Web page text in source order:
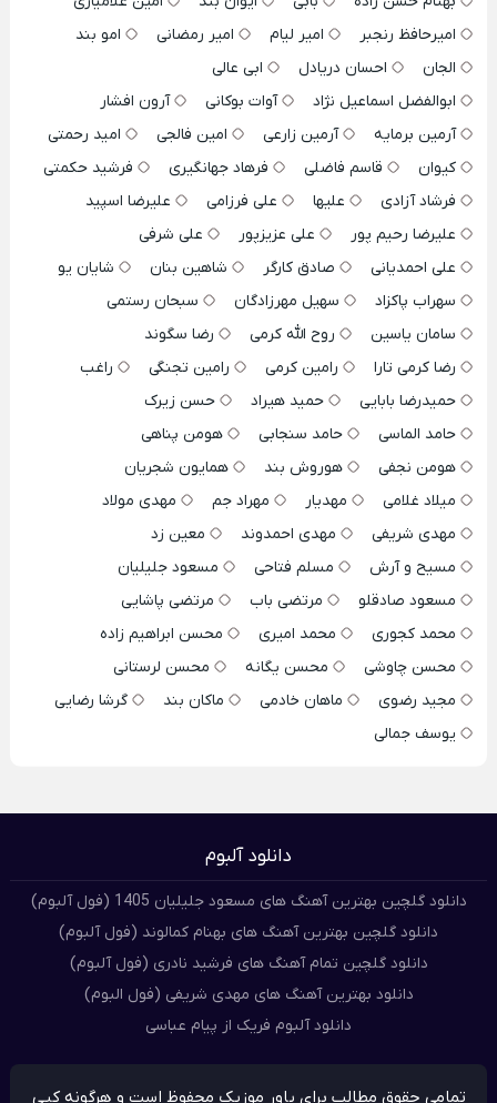
امیرحافظ رنجبر
امیر لیام امیر رمضانی
امو بند
الجان
احسان دریادل
ابی عالی
ابوالفضل اسماعیل نژاد
آوات بوکانی
آرون افشار
آرمین برمایه
آرمین زارعی امین فالجی
امید رحمتی
کیوان
قاسم فاضلی فرهاد جهانگیری
فرشید حکمتی
فرشاد آزادی
علیها علی فرزامی
علیرضا اسپید
علیرضا رحیم پور
علی عزیزپور
علی شرفی
علی احمدیانی
صادق کارگر شاهین بنان
شایان یو
سهراب پاکزاد
سهیل مهرزادگان
سبحان رستمی
سامان یاسین
روح الله کرمی
رضا سگوند
رضا کرمی تارا
رامین کرمی رامین تجنگی
راغب
حمیدرضا بابایی
حمید هیراد
حسن زیرک
حامد الماسی
حامد سنجابی
هومن پناهی
هومن نجفی
هوروش بند
همایون شجریان
میلاد غلامی
مهدیار مهراد جم
مهدی مولاد
مهدی شریفی
مهدی احمدوند
معین زد
مسیح و آرش
مسلم فتاحی
مسعود جلیلیان
مسعود صادقلو
مرتضی باب
مرتضی پاشایی
محمد کجوری
محمد امیری
محسن ابراهیم زاده
محسن چاوشی
محسن یگانه
محسن لرستانی
مجید رضوی
ماهان خادمی ماکان بند
گرشا رضایی
یوسف جمالی
دانلود آلبوم
دانلود گلچین بهترین آهنگ های مسعود جلیلیان 1405 (فول آلبوم)
دانلود گلچین بهترین آهنگ های بهنام کمالوند (فول آلبوم)
دانلود گلچین تمام آهنگ های فرشید نادری (فول آلبوم)
دانلود بهترین آهنگ های مهدی شریفی (فول البوم)
دانلود آلبوم فریک از پیام عباسی
تمامی حقوق مطالب برای پاور موزیک محفوظ است و هرگونه کپی